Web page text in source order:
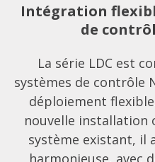
Intégration
de
La série LDC est
systèmes de contrôle
déploiement
nouvelle installation
système existant, il
harmonieuse, avec